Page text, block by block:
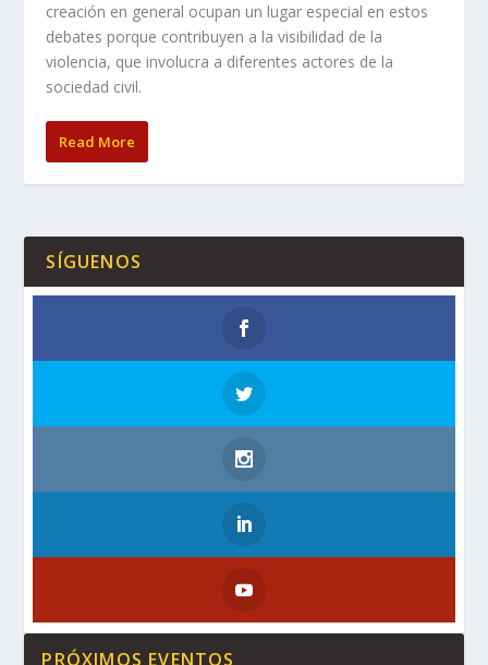
creación en general ocupan un lugar especial en estos
debates porque contribuyen a la visibilidad de la
violencia, que involucra a diferentes actores de la
sociedad civil.
Read More
SÍGUENOS
PRÓXIMOS EVENTOS